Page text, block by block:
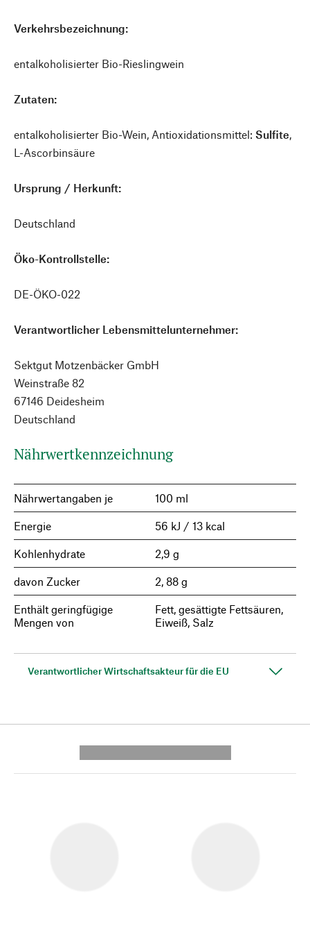
Verkehrsbezeichnung:
entalkoholisierter Bio-Rieslingwein
Zutaten:
entalkoholisierter Bio-Wein, Antioxidationsmittel: Sulfite,
L-Ascorbinsäure
Ursprung / Herkunft:
Deutschland
Öko-Kontrollstelle:
DE-ÖKO-022
Verantwortlicher Lebensmittelunternehmer:
Sektgut Motzenbäcker GmbH
Weinstraße 82
67146 Deidesheim
Deutschland
Nährwertkennzeichnung
Nährwertangaben je 100 ml
Energie 56 kJ / 13 kcal
Kohlenhydrate 2,9 g
davon Zucker 2, 88 g
Enthält geringfügige
Mengen von
Fett, gesättigte Fettsäuren,
Eiweiß, Salz
Verantwortlicher Wirtschaftsakteur für die EU